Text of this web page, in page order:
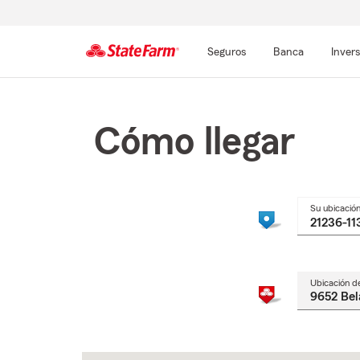
Seguros Banca
Cómo llegar
Su ubicación
Ubicación